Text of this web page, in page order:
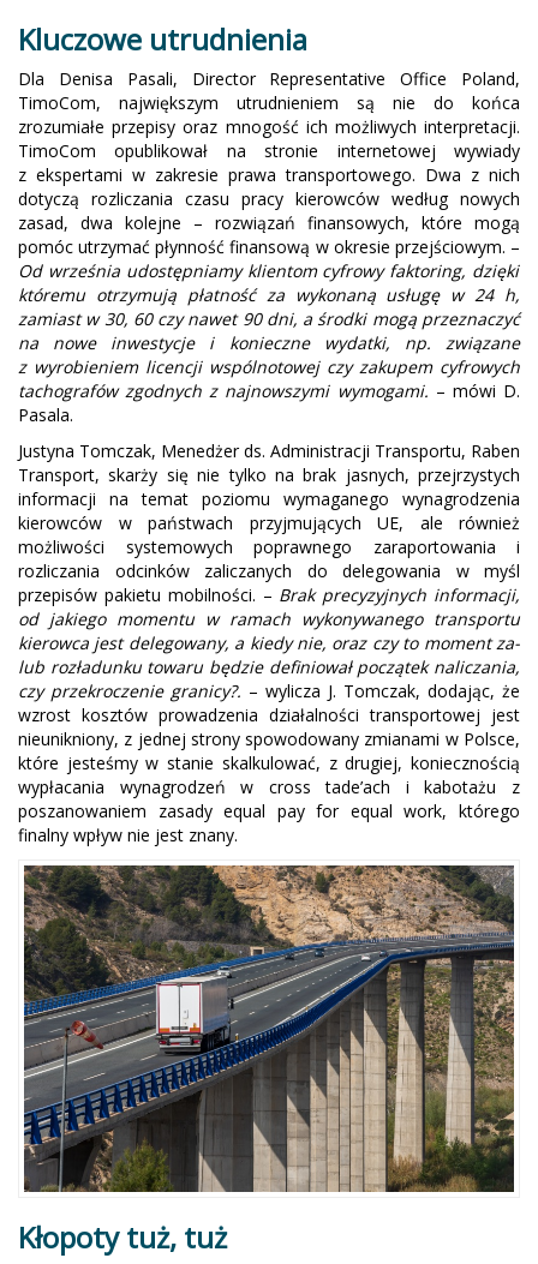
Kluczowe utrudnienia
Dla Denisa Pasali, Director Representative Office Poland,
TimoCom, największym utrudnieniem są nie do końca
zrozumiałe przepisy oraz mnogość ich możliwych interpretacji.
TimoCom opublikował na stronie internetowej wywiady
z ekspertami w zakresie prawa transportowego. Dwa z nich
dotyczą rozliczania czasu pracy kierowców według nowych
zasad, dwa kolejne – rozwiązań finansowych, które mogą
pomóc utrzymać płynność finansową w okresie przejściowym. –
Od września udostępniamy klientom cyfrowy faktoring, dzięki
któremu otrzymują płatność za wykonaną usługę w 24 h,
zamiast w 30, 60 czy nawet 90 dni, a środki mogą przeznaczyć
na nowe inwestycje i konieczne wydatki, np. związane
z wyrobieniem licencji wspólnotowej czy zakupem cyfrowych
tachografów zgodnych z najnowszymi wymogami. – mówi D.
Pasala.
Justyna Tomczak, Menedżer ds. Administracji Transportu, Raben
Transport, skarży się nie tylko na brak jasnych, przejrzystych
informacji na temat poziomu wymaganego wynagrodzenia
kierowców w państwach przyjmujących UE, ale również
możliwości systemowych poprawnego zaraportowania i
rozliczania odcinków zaliczanych do delegowania w myśl
przepisów pakietu mobilności. – Brak precyzyjnych informacji,
od jakiego momentu w ramach wykonywanego transportu
kierowca jest delegowany, a kiedy nie, oraz czy to moment za-
lub rozładunku towaru będzie definiował początek naliczania,
czy przekroczenie granicy?. – wylicza J. Tomczak, dodając, że
wzrost kosztów prowadzenia działalności transportowej jest
nieunikniony, z jednej strony spowodowany zmianami w Polsce,
które jesteśmy w stanie skalkulować, z drugiej, koniecznością
wypłacania wynagrodzeń w cross tade’ach i kabotażu z
poszanowaniem zasady equal pay for equal work, którego
finalny wpływ nie jest znany.
Kłopoty tuż, tuż